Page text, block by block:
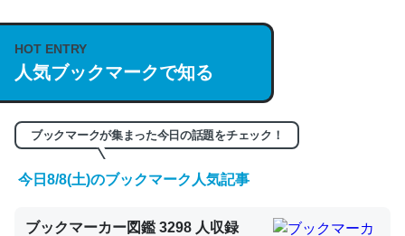
説してる記事が少ないので貴重な良記事。/続編来た
https://isobe324649.hatenablog.com/entry/2023/03/27
/064121
─GPTの仕組みと限界についての考察（１） - conceptualization
HOT ENTRY
人気ブックマークで知る
ブックマークが集まった今日の話題をチェック！
今日8/8(土)のブックマーク人気記事
ブックマーカー図鑑 3298 人収録